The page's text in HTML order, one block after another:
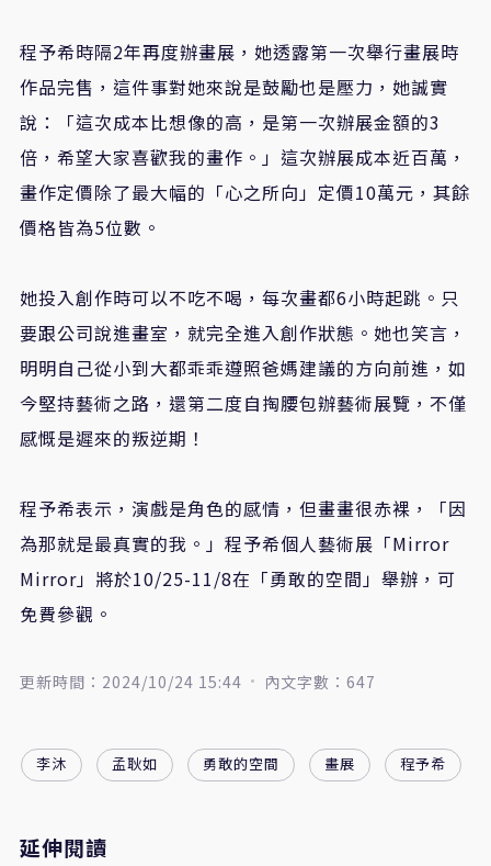
程予希時隔2年再度辦畫展，她透露第一次舉行畫展時
作品完售，這件事對她來說是鼓勵也是壓力，她誠實
說：「這次成本比想像的高，是第一次辦展金額的3
倍，希望大家喜歡我的畫作。」這次辦展成本近百萬，
畫作定價除了最大幅的「心之所向」定價10萬元，其餘
價格皆為5位數。
她投入創作時可以不吃不喝，每次畫都6小時起跳。只
要跟公司說進畫室，就完全進入創作狀態。她也笑言，
明明自己從小到大都乖乖遵照爸媽建議的方向前進，如
今堅持藝術之路，還第二度自掏腰包辦藝術展覽，不僅
感慨是遲來的叛逆期！
程予希表示，演戲是角色的感情，但畫畫很赤裸，「因
為那就是最真實的我。」程予希個人藝術展「Mirror
Mirror」將於10/25-11/8在「勇敢的空間」舉辦，可
免費參觀。
更新時間：2024/10/24 15:44 內文字數：647
李沐 孟耿如 勇敢的空間 畫展 程予希
延伸閱讀